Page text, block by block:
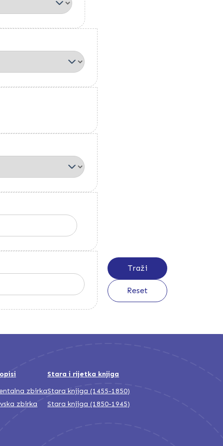
zbirka
zbirka
Stara i rijetka knjiga
Stara knjiga (1455-1850)
Stara knjiga (1850-1945)